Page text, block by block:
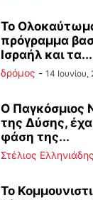
Το
πρόγραμμα
Ισραήλ και τα...
δρόμος - 14 Ιουνίου,
Ο Παγκόσμιος
της Δύσης,
φάση της...
Στέλιος Ελληνιάδης
Το